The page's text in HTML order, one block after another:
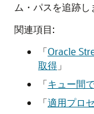
ム・パスを追跡し
関連項目:
「Oracle
取得 」
「キュー間
「適用プロ